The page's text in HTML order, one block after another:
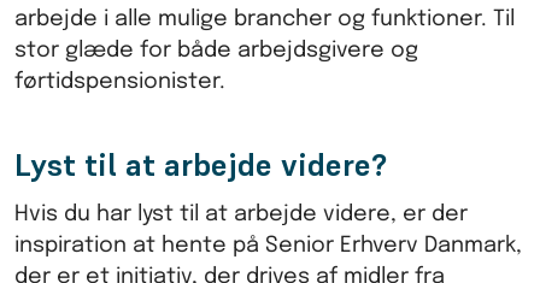
arbejde i alle mulige brancher og funktioner. Til
stor glæde for både arbejdsgivere og
førtidspensionister.
Lyst til at arbejde videre?
Hvis du har lyst til at arbejde videre, er der
inspiration at hente på Senior Erhverv Danmark,
der er et initiativ, der drives af midler fra